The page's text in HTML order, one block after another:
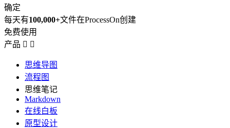
确定
每天有100,000+文件在ProcessOn创建
免费使用
产品  
思维导图
流程图
思维笔记
Markdown
在线白板
原型设计